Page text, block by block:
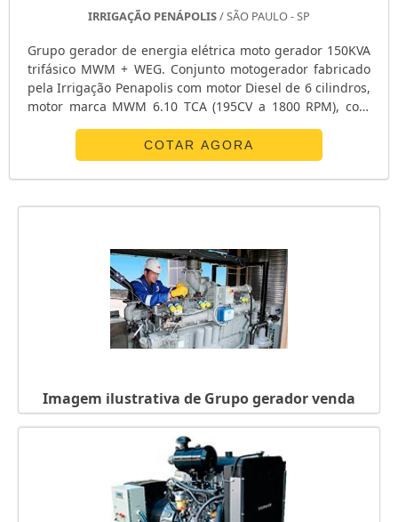
IRRIGAÇÃO PENÁPOLIS/ SÃO PAULO - SP
Grupo gerador de energia elétrica moto gerador 150KVA
trifásico MWM + WEG. Conjunto motogerador fabricado
pela Irrigação Penapolis com motor Diesel de 6 cilindros,
motor marca MWM 6.10 TCA (195CV a 1800 RPM), com
solenoide de 12 Volts e painel de instrumentos
analógicos, acoplados por luva elástica ao alternador
marca WEG Modelo GTA 251 AI 24. Brushless 150 KVA em
4 tensões 12 pontas continuo com regulador de tensão,
COTAR AGORA
Imagem ilustrativa de Grupo gerador venda